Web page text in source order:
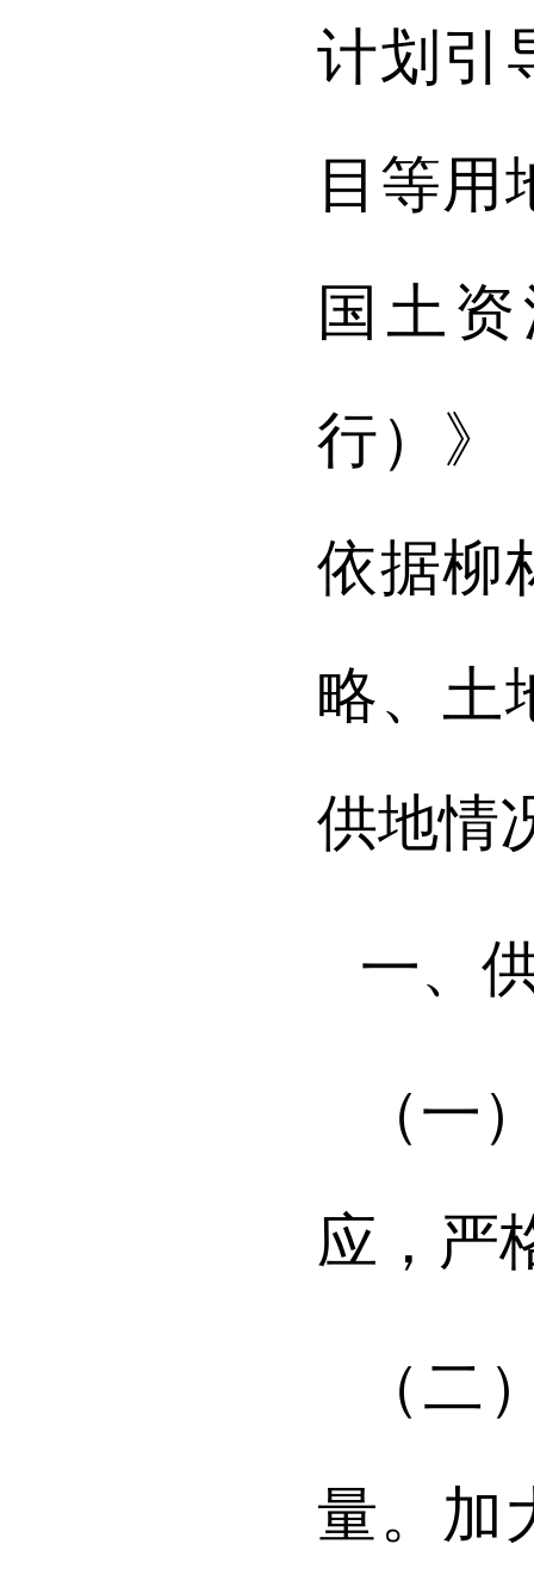
计划引
目 等用
国土
行）》
依据柳
略、土
供地情
一、
（一
应，严
（二
量。 加